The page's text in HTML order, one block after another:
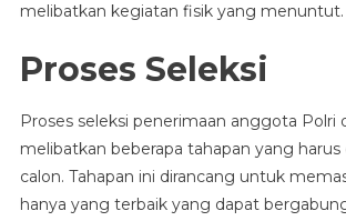
melibatkan kegiatan fisik yang menuntut.
Proses Seleksi
Proses seleksi penerimaan anggota Polri
melibatkan beberapa tahapan yang harus
calon. Tahapan ini dirancang untuk
hanya yang terbaik yang dapat